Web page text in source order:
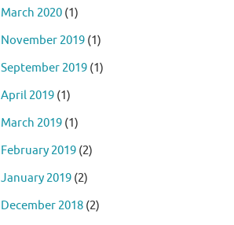
March 2020 (1)
November 2019 (1)
September 2019 (1)
April 2019 (1)
March 2019 (1)
February 2019 (2)
January 2019 (2)
December 2018 (2)